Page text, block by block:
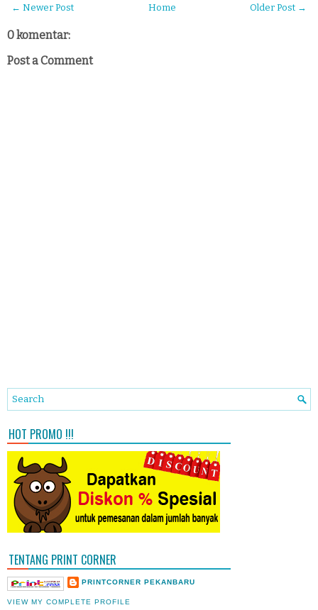
← Newer Post Older Post →
Home
0 komentar:
Post a Comment
HOT PROMO !!!
TENTANG PRINT CORNER
PRINTCORNER PEKANBARU
VIEW MY COMPLETE PROFILE